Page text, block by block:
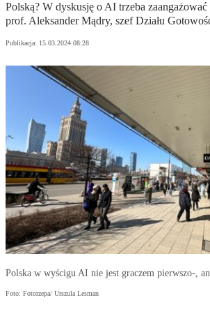
Polską? W dyskusję o AI trzeba
prof. Aleksander Mądry, szef Działu
Publikacja: 15.03.2024 08:28
Polska w wyścigu AI nie jest graczem pierwszo-,
Foto: Fotorzepa/ Urszula Lesman